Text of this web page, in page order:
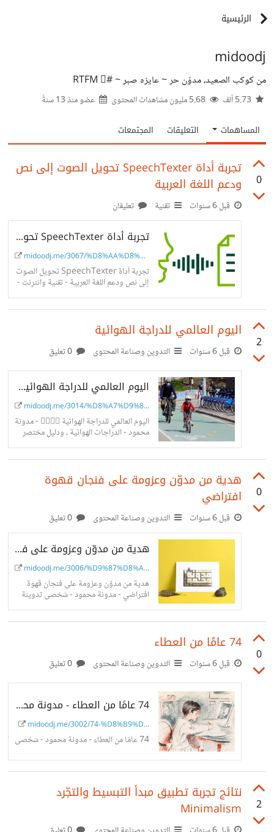
الرئيسية
midoodj
من كوكب الصعيد، مدوّن حر ~ عايزه صبر ~ #RTFM 
عضو منذ13 سنةً
المساهمات التعليقات المجتمعات
0
تجربة أداة SpeechTexter تحويل الصوت إلى نص
ودعم اللغة العربية
قبل 6 سنوات تقنية تعليقان
تجربة أداة SpeechTexter تحويل الصوت إلى نص ودعم اللغة العربية - تقنية وانترنت
midoodj.me/3067/%D8%AA%D8%A...
تجربة أداة SpeechTexter تحويل الصوت
إلى نص ودعم اللغة العربية - تقنية وانترنت -
مدونة محمود قمت بتوثيق تجربتي وكتابة
2
اليوم العالمي للدراجة الهوائية
قبل 6 سنوات التدوين وصناعة المحتوى
اليوم العالمي للدراجة الهوائية 🚴‍♀️🚴‍♂️ - مدونة محمود - الدراجات الهوائية
midoodj.me/3014/%D8%A7%D9%8...
اليوم العالمي للدراجة الهوائية 🚴‍♀️🚴‍♂️ - مدونة
محمود - الدراجات الهوائية ، ودليل مختصر
باللغة العربية لمن يريد البدء في ممارسة تلك
0
هدية من مدوّن وعزومة على فنجان قهوة
افتراضي
قبل 6 سنوات التدوين وصناعة المحتوى
هدية من مدوّن وعزومة على فنجان قهوة افتراضي - مدونة محمود - شخصى
midoodj.me/3006/%D9%87%D8%A...
هدية من مدوّن وعزومة على فنجان قهوة
افتراضي - مدونة محمود - شخصى تدوينة
شخصية عن الهدايا على الإنترنت وبين
0
74 عامًا من العطاء
قبل 6 سنوات التدوين وصناعة المحتوى
74 عامًا من العطاء - مدونة محمود
midoodj.me/3002/74-%D8%B9%D...
74 عامًا من العطاء - مدونة محمود - شخصى
2
نتائج تجربة تطبيق مبدأ التبسيط والتجّرد
Minimalism